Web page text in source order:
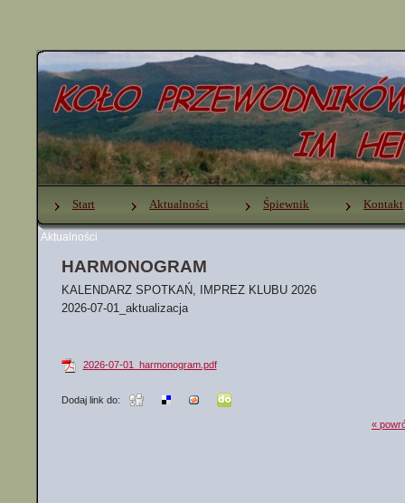
Aktualności
Start Aktualności Śpiewnik Kontakt
HARMONOGRAM
KALENDARZ SPOTKAŃ, IMPREZ KLUBU 2026
2026-07-01_aktualizacja
2026-07-01_harmonogram.pdf
Dodaj link do:
«